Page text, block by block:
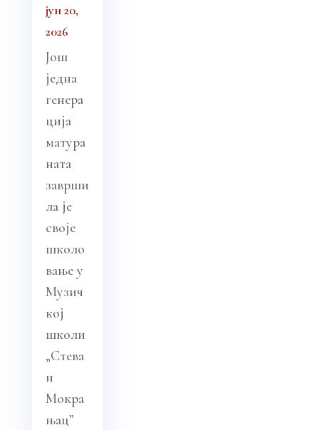
јун 20,
2026
Још
једна
генера
ција
матура
ната
заврши
ла је
своје
школо
вање у
Музич
кој
школи
„Стева
н
Мокра
њац”